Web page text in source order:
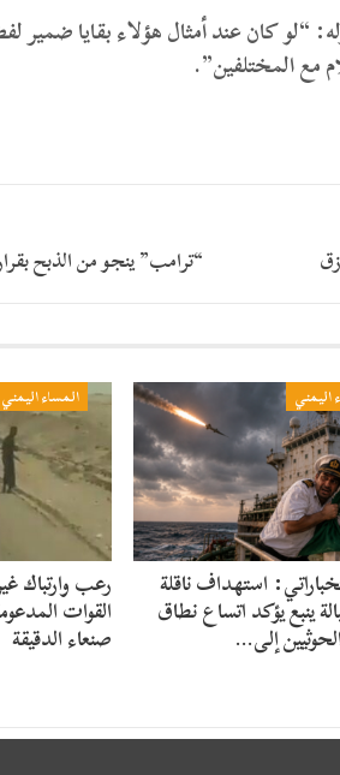
“لو كان عند أمثال هؤلاء بقايا ضمير
مع المختلفين”.
“​ترامب” ينجو من الذبح
اليمني
استهداف ناقلة
ينبع يؤكد اتساع نطاق
إلى…
المساء اليمني
رعب وارتباك
القوات
صنعاء الدقيقة